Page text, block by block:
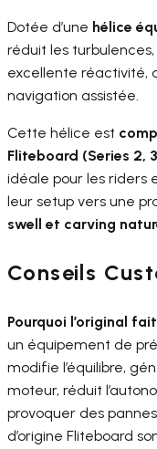
Dotée d’une hélice
réduit les
excellente réactivité,
navigation assistée.
Cette hélice est
Fliteboard (Series 2,
idéale pour les riders
leur setup vers une
swell et carving
Conseils
Pourquoi l’original
un équipement de
modifie l’équilibre,
moteur, réduit
provoquer des
d’origine Fliteboard